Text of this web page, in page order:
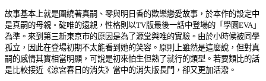
故事基本上就是圍繞著真嗣、零與明日香的歡樂戀愛故事，於本作的設定中
是真嗣的母親‧碇唯的遠親，性格則以TV版最後一話中登場的「學園EVA」
為準。來到第三新東京市的原因是為了源堂與唯的實驗。由於小時候被同學
孤立，因此在登場初期不太能看到她的笑容。原則上雖然是這麼說，但對真
嗣的感情其實相當明顯，可說是初來怕生但熟了就行的類型。若要類比的話
是比較接近《涼宮春日的消失》當中的消失版長門，卻又更加活潑。